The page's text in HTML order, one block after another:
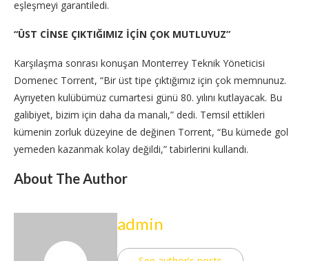
eşleşmeyi garantiledi.
“ÜST CİNSE ÇIKTIĞIMIZ İÇİN ÇOK MUTLUYUZ”
Karşılaşma sonrası konuşan Monterrey Teknik Yöneticisi
Domenec Torrent, “Bir üst tipe çıktığımız için çok memnunuz.
Ayrıyeten kulübümüz cumartesi günü 80. yılını kutlayacak. Bu
galibiyet, bizim için daha da manalı,” dedi. Temsil ettikleri
kümenin zorluk düzeyine de değinen Torrent, “Bu kümede gol
yemeden kazanmak kolay değildi,” tabirlerini kullandı.
About The Author
admin